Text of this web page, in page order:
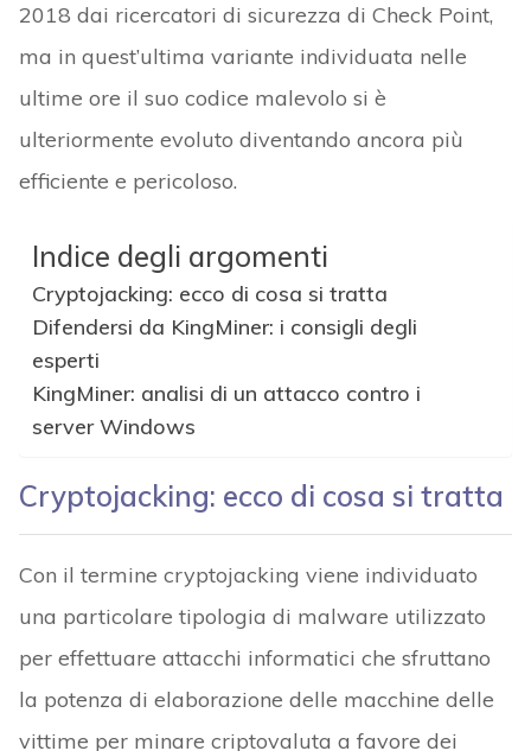
2018 dai ricercatori di sicurezza di Check Point,
ma in quest’ultima variante individuata nelle
ultime ore il suo codice malevolo si è
ulteriormente evoluto diventando ancora più
efficiente e pericoloso.
Indice degli argomenti
Cryptojacking: ecco di cosa si tratta
Difendersi da KingMiner: i consigli degli
esperti
KingMiner: analisi di un attacco contro i
server Windows
Cryptojacking: ecco di cosa si tratta
Con il termine cryptojacking viene individuato
una particolare tipologia di malware utilizzato
per effettuare attacchi informatici che sfruttano
la potenza di elaborazione delle macchine delle
vittime per minare criptovaluta a favore dei